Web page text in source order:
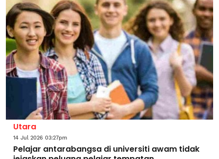
Utara
14 Jul 2026 03:27pm
Pelajar antarabangsa di universiti awam tidak